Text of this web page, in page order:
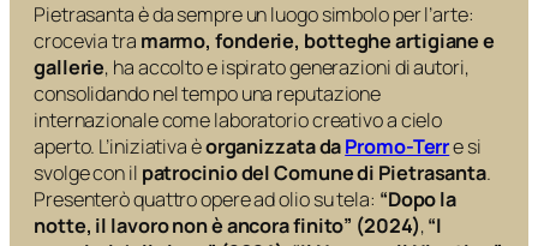
Pietrasanta è da sempre un luogo simbolo per l’arte:
crocevia tra marmo, fonderie, botteghe artigiane e
gallerie, ha accolto e ispirato generazioni di autori,
consolidando nel tempo una reputazione
internazionale come laboratorio creativo a cielo
aperto. L’iniziativa èorganizzata daPromo-Terre si
svolge con il patrocinio del Comune di Pietrasanta.
Presenterò quattro opere ad olio su tela: “Dopo la
notte, il lavoro non è ancora finito” (2024),“I